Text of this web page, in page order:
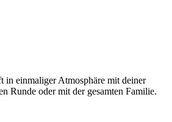
in einmaliger Atmosphäre mit deiner
Runde oder mit der gesamten Familie.